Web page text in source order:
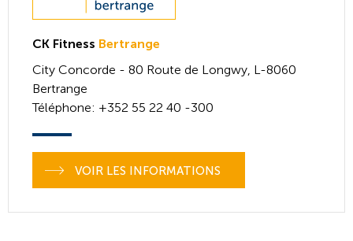
CK Fitness Bertrange
City Concorde - 80 Route de Longwy, L-8060
Bertrange
Téléphone: +352 55 22 40 -300
VOIR LES INFORMATIONS